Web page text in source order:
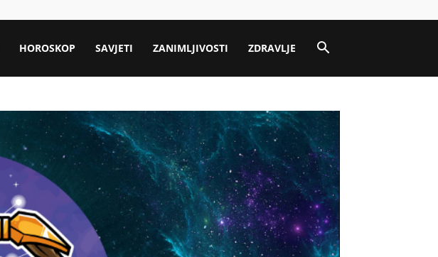
HOROSKOP SAVJETI ZANIMLJIVOSTI ZDRAVLJE